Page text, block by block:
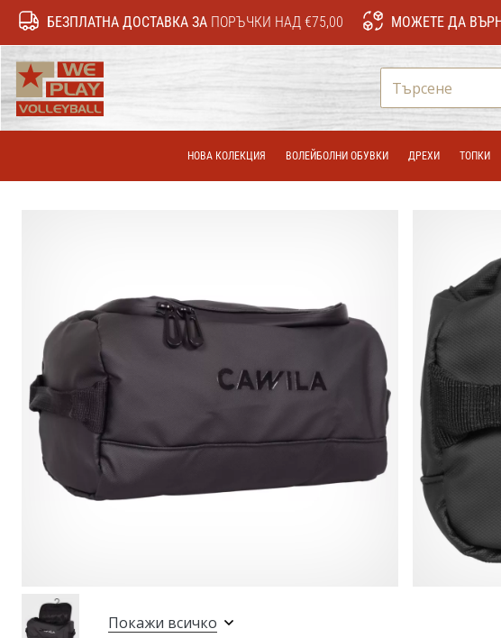
БЕЗПЛАТНА ДОСТАВКА ЗА ПОРЪЧКИ НАД €75,00 МОЖЕТЕ ДА
НОВА КОЛЕКЦИЯ ВОЛЕЙБОЛНИ ОБУВКИ ДРЕХИ ТОПКИ
Покажи всичко